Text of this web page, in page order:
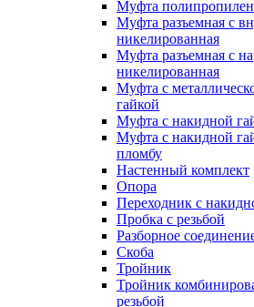
Муфта полипропилен
Муфта разъемная с
никелированная
Муфта разъемная с
никелированная
Муфта с
гайкой
Муфта с накидной
Муфта с накидной
пломбу
Настенный комплект
Опора
Переходник с
Пробка с резьбой
Разборное
Скоба
Тройник
Тройник
резьбой